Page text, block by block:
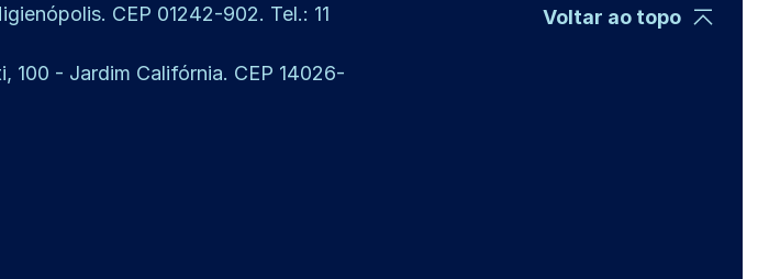
CEP 01242-902. Tel.: 11
100 - Jardim Califórnia. CEP 14026-
Voltar ao topo